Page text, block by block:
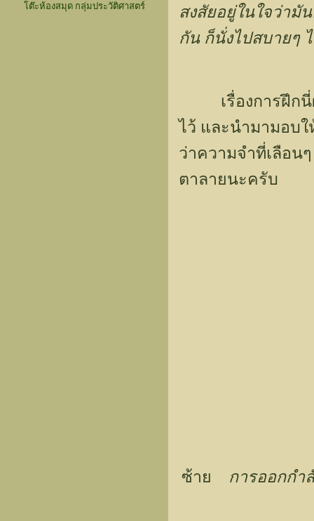
โต๊ะห้องสมุด กลุ่มประวัติศาสตร์
สงสัยอยู่ในใจว่ามั
กัน ก็นั่งไปสบายๆ
เรื่องการฝึกนี่ผม
ไว้ และนำมามอบ
ว่าความจำที่เลือ
ตาลายนะครับ
ซ้าย การออกกำ